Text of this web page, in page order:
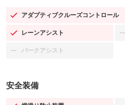
アダプティブクルーズコントロール
：装備あり
レーンアシスト
：装備あり
パークアシスト
：装備なし
安全装備